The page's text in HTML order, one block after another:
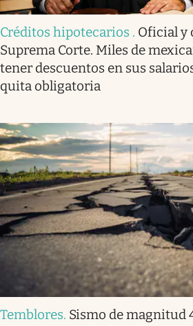
Créditos hipotecarios . Oficial y
Suprema Corte. Miles de
tener descuentos en sus
quita obligatoria
Temblores. Sismo de magnitud